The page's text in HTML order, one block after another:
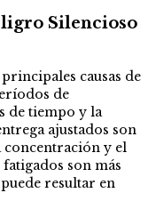
Silencioso
principales causas de
de
de tiempo y la
ajustados son
concentración y el
son más
resultar en